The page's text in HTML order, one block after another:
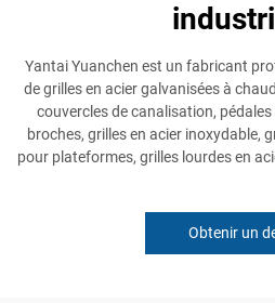
Yantai Yuanchen est un fabricant
de grilles en acier galvanisées à
couvercles de canalisation, pédales
broches, grilles en acier inoxydable,
pour plateformes, grilles lourdes en
Obtenir un